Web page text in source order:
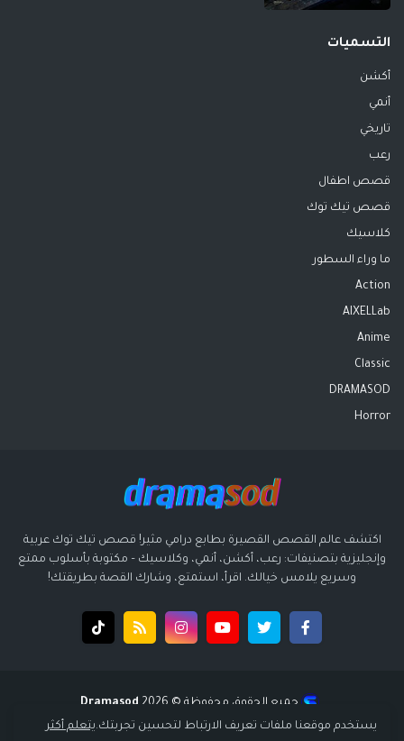
التسميات
أكشن
أنمي
تاريخي
رعب
قصص اطفال
قصص تيك توك
كلاسيك
ما وراء السطور
Action
AIXELLab
Anime
Classic
DRAMASOD
Horror
اكتشف عالم القصص القصيرة بطابع درامي مثير! قصص تيك توك عربية
وإنجليزية بتصنيفات: رعب، أكشن، أنمي، وكلاسيك – مكتوبة بأسلوب ممتع
وسريع يلامس خيالك. اقرأ، استمتع، وشارك القصة بطريقتك!
جميع الحقوق محفوظة ©️ 2026
Dramasod
قالب بواسطةقالب سوبر ميجا - supermega | تصميم انتشار ديجيتاليستخدم موقعنا ملفات تعريف الارتباط لتحسين تجربتك.يتعلم أكثر